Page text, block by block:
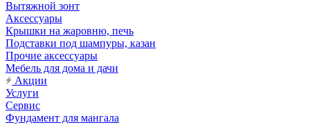
Вытяжной зонт
Аксессуары
Крышки на жаровню, печь
Подставки под шампуры, казан
Прочие аксессуары
Мебель для дома и дачи
Акции
Услуги
Сервис
Фундамент для мангала